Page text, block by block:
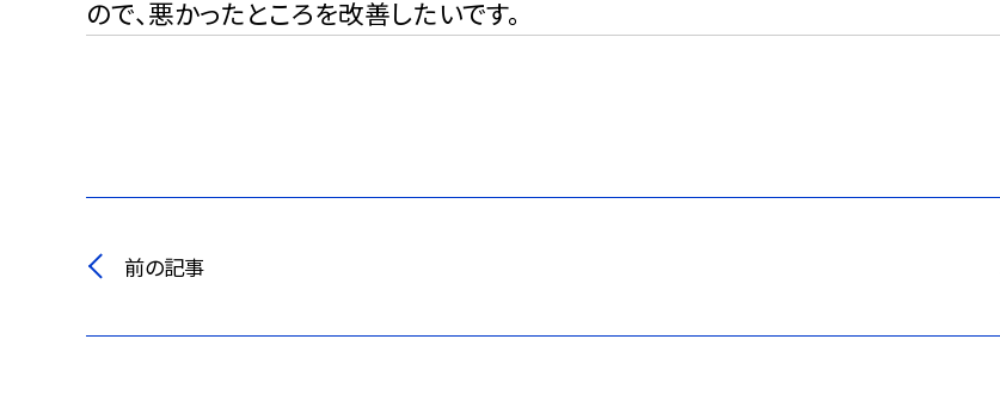
ので、悪かったところを改善したいです。
前の記事